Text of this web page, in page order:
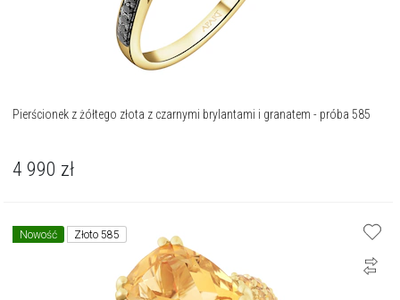
Pierścionek z żółtego złota z czarnymi brylantami i granatem - próba 585
4 990 zł
Nowość Złoto 585